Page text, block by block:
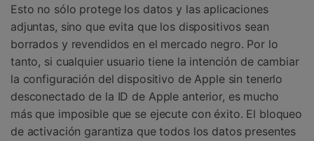
Esto no sólo protege los datos y las aplicaciones
adjuntas, sino que evita que los dispositivos sean
borrados y revendidos en el mercado negro. Por lo
tanto, si cualquier usuario tiene la intención de cambiar
la configuración del dispositivo de Apple sin tenerlo
desconectado de la ID de Apple anterior, es mucho
más que imposible que se ejecute con éxito. El bloqueo
de activación garantiza que todos los datos presentes